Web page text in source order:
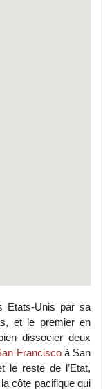
Etats-Unis par sa
et le premier en
dissocier deux
Franciscoà San
le reste de l’Etat,
côte pacifique qui